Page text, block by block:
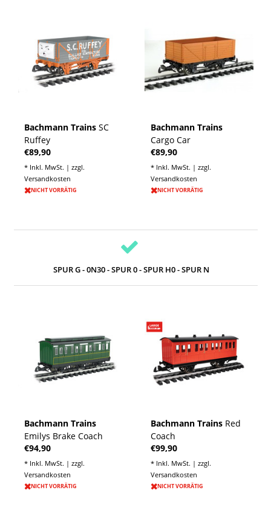
Bachmann Trains SC
Ruffey
€89,90
* Inkl. MwSt. | zzgl.
Versandkosten
NICHT VORRÄTIG
Bachmann Trains
Cargo Car
€89,90
* Inkl. MwSt. | zzgl.
Versandkosten
NICHT VORRÄTIG
SPUR G - 0N30 - SPUR 0 - SPUR H0 - SPUR N
Bachmann Trains
Emilys Brake Coach
€94,90
* Inkl. MwSt. | zzgl.
Versandkosten
NICHT VORRÄTIG
Bachmann Trains Red
Coach
€99,90
* Inkl. MwSt. | zzgl.
Versandkosten
NICHT VORRÄTIG